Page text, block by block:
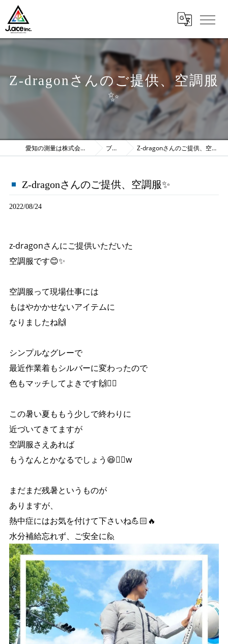
Z-dragonさんのご提供、空調服
✨
愛知の測量は株式会社J.ace ブログ Z-dragonさんのご提供、空調服✨
Z-dragonさんのご提供、空調服✨
2022/08/24
z-dragonさんにご提供いただいた
空調服です😊✨
空調服って現場仕事には
もはやかかせないアイテムに
なりましたね🙌
シンプルなグレーで
最近作業着もシルバーに変わったので
色もマッチしてよきです🙌❤️‍🔥
この暑い夏ももう少しで終わりに
近づいてきてますが
空調服さえあれば
もうなんとかなるでしょう😆👍🏻w
まだまだ残暑というものが
ありますが、
熱中症にはお気を付けて下さいね💪🏻🔥
水分補給忘れず、ご安全に🙋